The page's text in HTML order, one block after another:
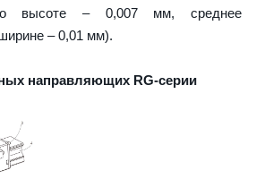
высоте – 0,007 мм, среднее
– 0,01 мм).
направляющих RG-серии